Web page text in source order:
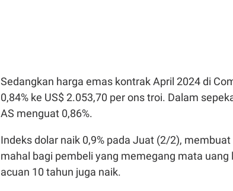
Sedangkan harga emas kontrak April 2024 di
0,84% ke US$ 2.053,70 per ons troi. Dalam
AS menguat 0,86%.
Indeks dolar naik 0,9% pada Juat (2/2),
mahal bagi pembeli yang memegang mata uang
acuan 10 tahun juga naik.